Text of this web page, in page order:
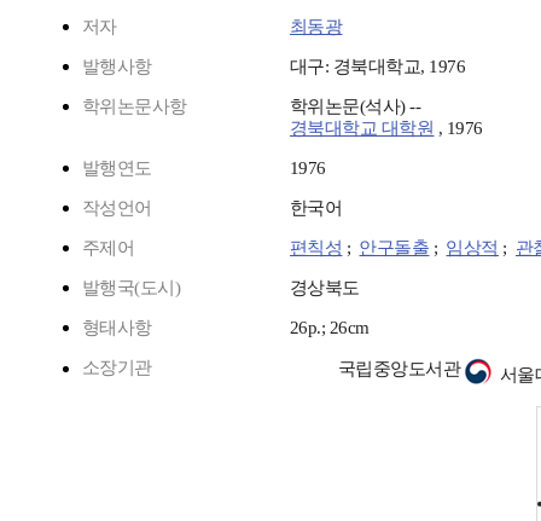
저자 최동광
발행사항 대구: 경북대학교, 1976
학위논문사항
학위논문(석사) --
경북대학교 대학원 , 1976
발행연도 1976
작성언어 한국어
주제어 편칙성 ; 안구돌출 ; 임상적 ; 관
발행국(도시) 경상북도
형태사항 26p.; 26cm
소장기관 국립중앙도서관 서울